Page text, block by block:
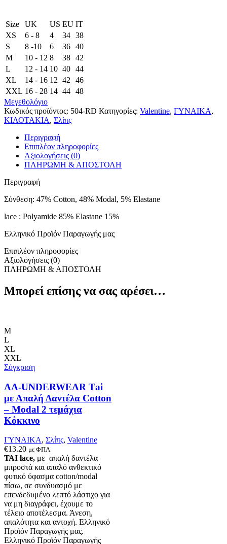
Size UK US EU ΙΤ
XS
6 - 8 4 34 38
S
8 -10 6 36 40
M
10 - 12 8 38 42
L
12 - 14 10 40 44
XL
14 - 16 12 42
46
XXL 16 - 28 14 44 48
Μεγεθολόγιο
Κωδικός προϊόντος: 504-RD Κατηγορίες: Valentine, ΓΥΝΑΙΚΑ,
ΚΙΛΟΤΑΚΙΑ, Σλίπς
Περιγραφή
Επιπλέον πληροφορίες
Αξιολογήσεις (0)
ΠΛΗΡΩΜΗ & ΑΠΟΣΤΟΛΗ
Περιγραφή
Σύνθεση: 47% Cotton, 48% Modal, 5% Elastane
lace : Polyamide 85% Elastane 15%
Ελληνικό Προϊόν Παραγωγής μας
Επιπλέον πληροφορίες
Αξιολογήσεις (0)
ΠΛΗΡΩΜΗ & ΑΠΟΣΤΟΛΗ
Μπορεί επίσης να σας αρέσει…
M
L
XL
XXL
Σύγκριση
AA-UNDERWEAR Τai
με Απαλή Δαντέλα Cotton
– Modal 2 τεμάχια
Κόκκινο
ΓΥΝΑΙΚΑ, Σλίπς, Valentine
€13.20 με ΦΠΑ
ΤΑΙ lace, με απαλή δαντέλα
μπροστά και απαλό ανθεκτικό
φυτικό ύφασμα cotton/modal
πίσω, σε συνδυασμό με
επενδεδυμένο λεπτό λάστιχο για
να μη διαγράφει, έχουμε το
τέλειο αποτέλεσμα. Άνεση,
απαλότητα και αντοχή. Ελληνικό
Προϊόν Παραγωγής μας.
Ελληνικό Προϊόν Παραγωγής